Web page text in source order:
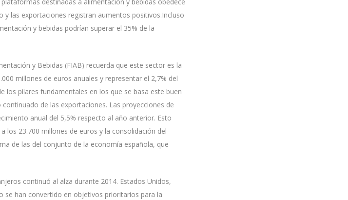
y las exportaciones registran aumentos positivos.Incluso
y bebidas podrían superar el 35% de la
y Bebidas (FIAB) recuerda que este sector es la
millones de euros anuales y representar el 2,7% del
los pilares fundamentales en los que se basa este buen
de las exportaciones. Las proyecciones de
anual del 5,5% respecto al año anterior. Esto
los 23.700 millones de euros y la consolidación del
de las del conjunto de la economía española, que
continuó al alza durante 2014. Estados Unidos,
se han convertido en objetivos prioritarios para la